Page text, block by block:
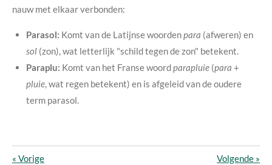
nauw met elkaar verbonden:
Parasol: Komt van de Latijnse woordenpara (afweren) en
sol(zon), wat letterlijk "schild tegen de zon" betekent.
Paraplu: Komt van het Franse woordparapluie(para +
pluie, wat regen betekent) en is afgeleid van de oudere
term parasol.
« Vorige Volgende »